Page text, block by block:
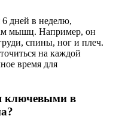
дней в неделю,
мышц. Например, он
спины, ног и плеч.
на каждой
время для
ключевыми в